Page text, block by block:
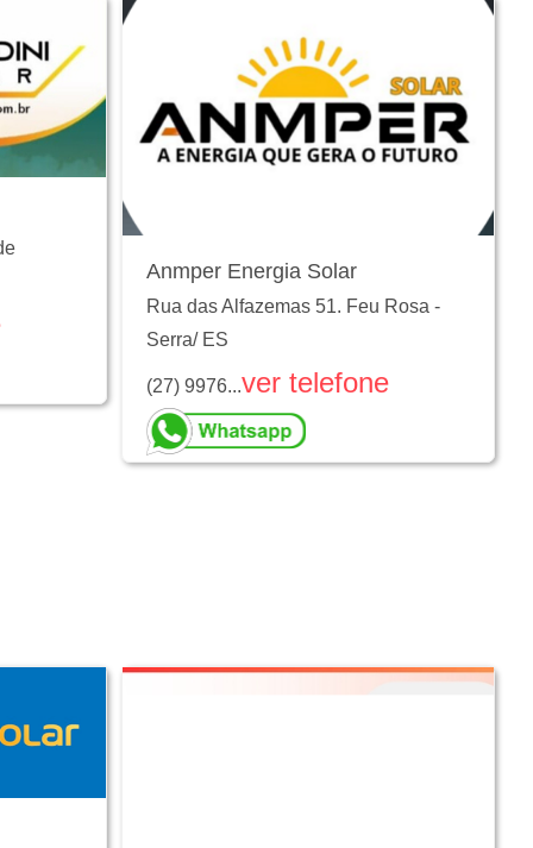
Anmper Energia Solar
Rua das Alfazemas 51. Feu Rosa -
Serra/ ES
(27) 9976...ver telefone